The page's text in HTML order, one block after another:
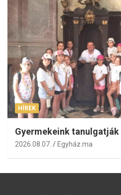
HÍREK
Gyermekeink
2026.08.07. Egyház.ma